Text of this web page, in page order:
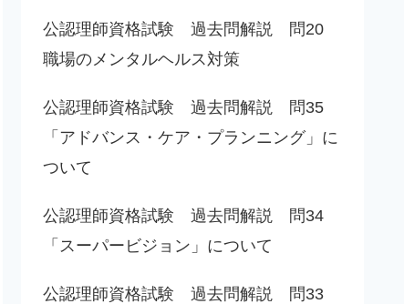
公認理師資格試験 過去問解説 問20
職場のメンタルヘルス対策
公認理師資格試験 過去問解説 問35
「アドバンス・ケア・プランニング」に
ついて
公認理師資格試験 過去問解説 問34
「スーパービジョン」について
公認理師資格試験 過去問解説 問33